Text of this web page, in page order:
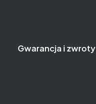
Gwarancja i zwroty